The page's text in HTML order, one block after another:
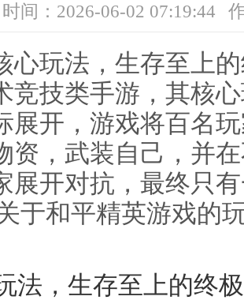
时间：2026-06-02 07:19:44
心玩法，生存至上
竞技类手游，其核
展开，游戏将百名
资，武装自己，并
展开对抗，最终只
于和平精英游戏的
法，生存至上的终